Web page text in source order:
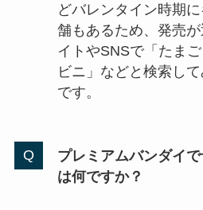
どバレンタイン時期
舗もあるため、発売
イトやSNSで「たま
ビニ」などと検索し
です。
プレミアムバンダイ
は何ですか？